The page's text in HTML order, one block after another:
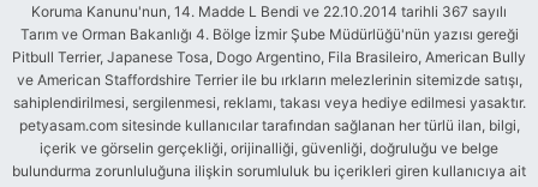
Koruma Kanunu'nun, 14. Madde L Bendi ve 22.10.2014 tarihli 367 sayılı
Tarım ve Orman Bakanlığı 4. Bölge İzmir Şube Müdürlüğü'nün yazısı gereği
Pitbull Terrier, Japanese Tosa, Dogo Argentino, Fila Brasileiro, American Bully
ve American Staffordshire Terrier ile bu ırkların melezlerinin sitemizde satışı,
sahiplendirilmesi, sergilenmesi, reklamı, takası veya hediye edilmesi yasaktır.
petyasam.com sitesinde kullanıcılar tarafından sağlanan her türlü ilan, bilgi,
içerik ve görselin gerçekliği, orijinalliği, güvenliği, doğruluğu ve belge
bulundurma zorunluluğuna ilişkin sorumluluk bu içerikleri giren kullanıcıya ait